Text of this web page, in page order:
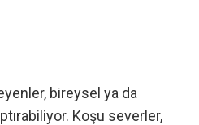
bireysel ya da
Koşu severler,